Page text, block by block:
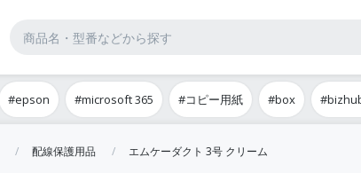
#epson #microsoft 365 #コピー用紙 #box
配線保護用品 エムケーダクト 3号 クリーム